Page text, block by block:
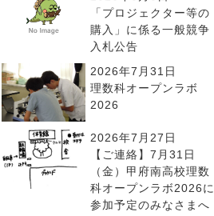
「プロジェクター等の
購入」に係る一般競争
入札公告
2026年7月31日
理数科オープンラボ
2026
2026年7月27日
【ご連絡】7月31日
（金）甲府南高校理数
科オープンラボ2026に
参加予定のみなさまへ